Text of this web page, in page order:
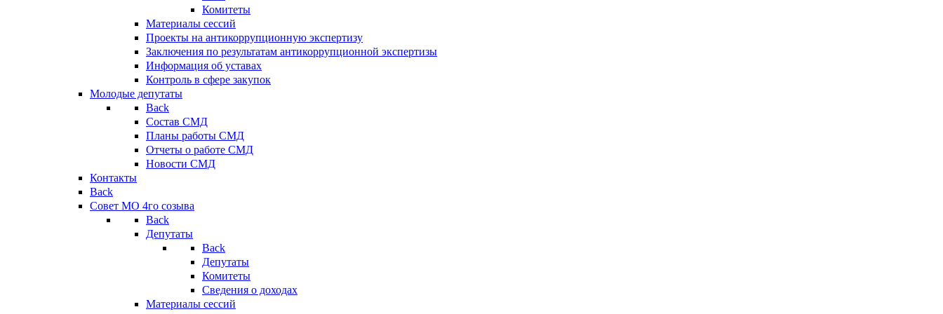
Комитеты
Материалы сессий
Проекты на антикоррупционную экспертизу
Заключения по результатам антикоррупционной экспертизы
Информация об уставах
Контроль в сфере закупок
Молодые депутаты
Back
Состав СМД
Планы работы СМД
Отчеты о работе СМД
Новости СМД
Контакты
Back
Совет МО 4го созыва
Back
Депутаты
Back
Депутаты
Комитеты
Сведения о доходах
Материалы сессий